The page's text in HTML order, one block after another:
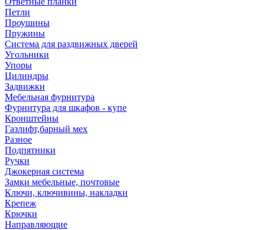
Петли
Проушины
Пружины
Система для раздвижных дверей
Угольники
Упоры
Цилиндры
Задвижки
Мебельная фурнитура
Фурнитура для шкафов - купе
Кронштейны
Газлифт,барный мех
Разное
Подпятники
Ручки
Джокерная система
Замки мебельные, почтовые
Ключи, ключивины, накладки
Крепеж
Крючки
Направляющие